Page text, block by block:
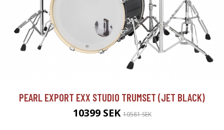
PEARL EXPORT EXX STUDIO TRUMSET (JET BLACK)
10399 SEK10581 SEK